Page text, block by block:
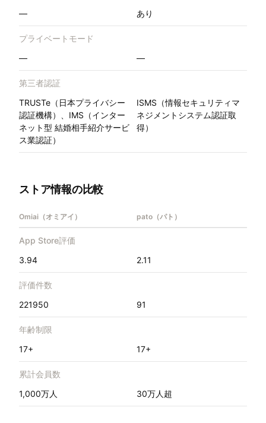
—
あり
プライベートモード
—
—
第三者認証
TRUSTe（日本プライバシー
認証機構）、IMS（インター
ネット型 結婚相手紹介サービ
ス業認証）
ISMS（情報セキュリティマ
ネジメントシステム認証取
得）
ストア情報の比較
Omiai（オミアイ） pato（パト）
App Store評価
3.94
2.11
評価件数
221950
91
年齢制限
17+
17+
累計会員数
1,000万人
30万人超